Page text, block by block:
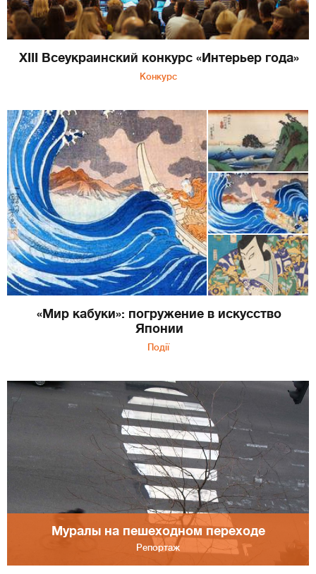
XIII Всеукраинский конкурс «Интерьер года»
Конкурс
«Мир кабуки»: погружение в искусство
Японии
Події
Муралы на пешеходном переходе
Репортаж